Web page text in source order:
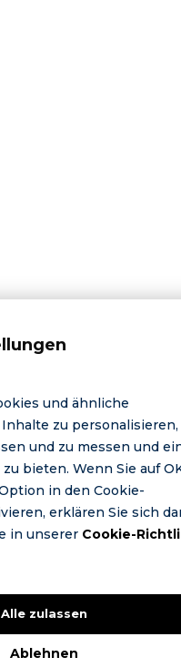
und ähnliche
zu personalisieren,
und zu messen und
bieten. Wenn Sie auf
in den Cookie-
erklären Sie sich
in unserer Cookie-
Alle zulassen
Ablehnen